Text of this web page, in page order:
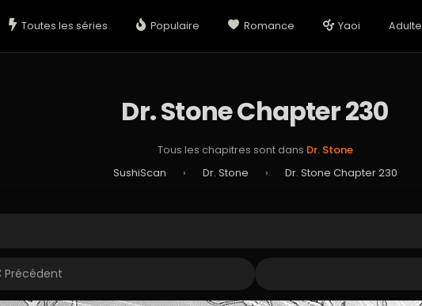
Toutes les séries Populaire Romance Yaoi Adulte
Dr. Stone Chapter 230
Tous les chapitres sont dans Dr. Stone
SushiScan
› Dr. Stone › Dr. Stone Chapter 230
Précédent